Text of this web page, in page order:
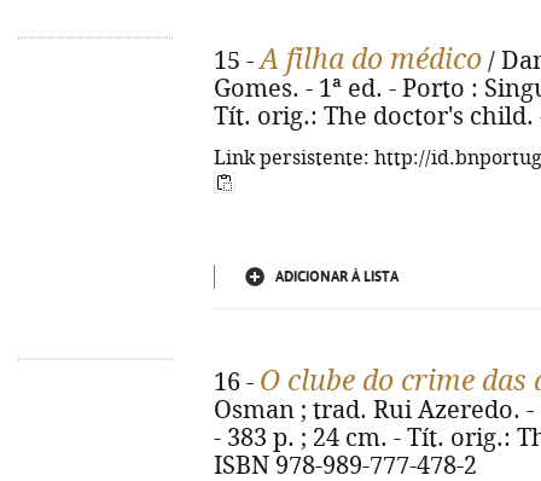
15 -A filha do médico /
Gomes. - 1ª ed. - Porto :
Tít. orig.: The doctor's child.
Link persistente: http://
ADICIONAR À LISTA
16 - O clube do crime das
Osman ; trad. Rui Azeredo. -
- 383 p. ; 24 cm. - Tít. orig.:
ISBN 978-989-777-478-2